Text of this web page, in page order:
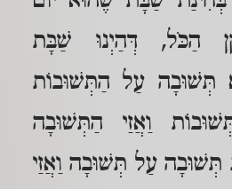
הַכֹּל, דְּהַיְנוּ שַׁבָּת
תְּשׁוּבָה עַל הַתְּשׁוּבוֹת
וַאֲזַי הַתְּשׁוּבָה
עַל תְּשׁוּבָה וַאֲזַי